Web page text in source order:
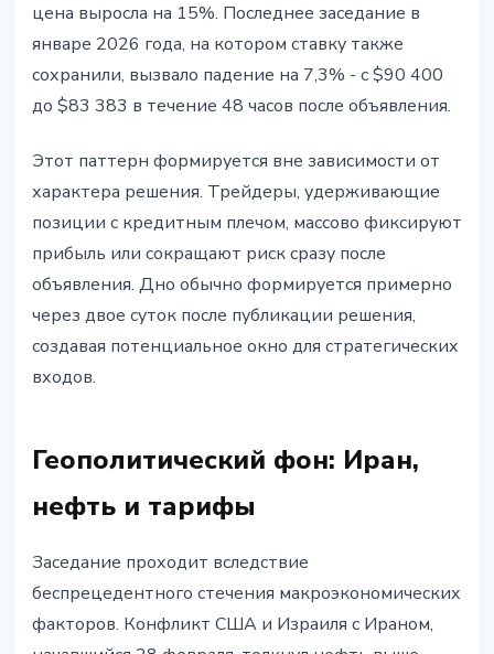
цена выросла на 15%. Последнее заседание в
январе 2026 года, на котором ставку также
сохранили, вызвало падение на 7,3% - с $90 400
до $83 383 в течение 48 часов после объявления.
Этот паттерн формируется вне зависимости от
характера решения. Трейдеры, удерживающие
позиции с кредитным плечом, массово фиксируют
прибыль или сокращают риск сразу после
объявления. Дно обычно формируется примерно
через двое суток после публикации решения,
создавая потенциальное окно для стратегических
входов.
Геополитический фон: Иран,
нефть и тарифы
Заседание проходит вследствие
беспрецедентного стечения макроэкономических
факторов. Конфликт США и Израиля с Ираном,